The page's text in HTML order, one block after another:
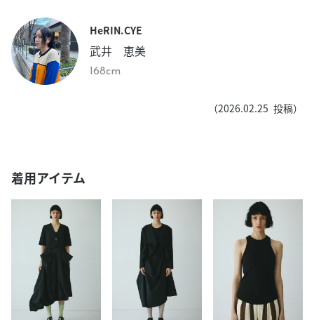
HeRIN.CYE
武井 恵美
168cm
（2026.02.25 投稿）
着用アイテム